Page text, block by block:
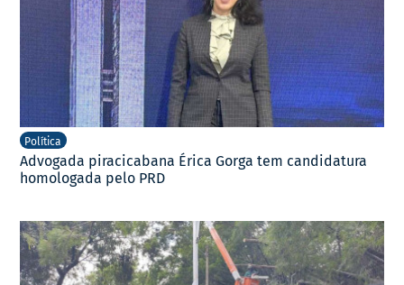
Política
Advogada piracicabana Érica Gorga tem candidatura
homologada pelo PRD